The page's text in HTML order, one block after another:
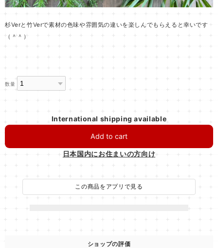
杉Verと竹Verで素材の色味や雰囲気の違いを楽しんでもらえると幸いです
（＾＾）
数量
International shipping available
Add to cart
日本国内にお住まいの方向け
この商品をアプリで見る
ショップの評価